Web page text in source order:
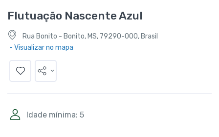
Flutuação Nascente Azul
Rua Bonito - Bonito, MS, 79290-000, Brasil
- Visualizar no mapa
Idade mínima: 5